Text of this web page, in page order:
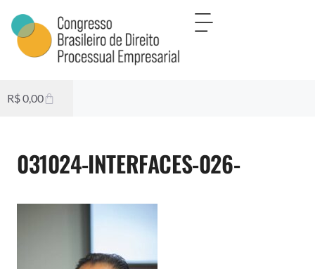
R$0,00
031024-INTERFACES-026-